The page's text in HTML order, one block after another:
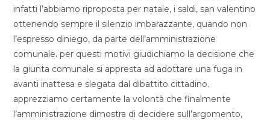
infatti l’abbiamo riproposta per natale, i saldi, san valentino
ottenendo sempre il silenzio imbarazzante, quando non
l’espresso diniego, da parte dell’amministrazione
comunale. per questi motivi giudichiamo la decisione che
la giunta comunale si appresta ad adottare una fuga in
avanti inattesa e slegata dal dibattito cittadino.
apprezziamo certamente la volontà che finalmente
l’amministrazione dimostra di decidere sull’argomento,